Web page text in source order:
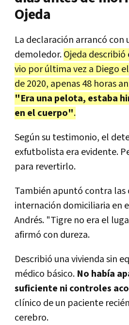
Ojeda
La declaración arrancó con
demoledor.Ojeda
vio por última vez a Diego
de 2020, apenas 48 horas
"Era una pelota, estaba
en el cuerpo".
Según su testimonio, el
exfutbolista era evidente.
para revertirlo.
También apuntó contra las
internación domiciliaria en
Andrés. "Tigre no era el
afirmó con dureza.
Describió una vivienda sin
médico básico. No había
suficiente ni controles
clínico de un paciente
cerebro.